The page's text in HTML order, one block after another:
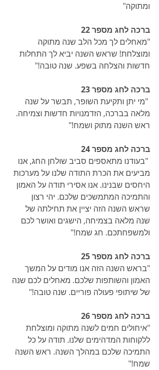
ומתוקה"
ברכה לחג מספר 22
"מאחלים לך מכל הלב שנה מתוקה
ומוצלחת! שראש השנה יביא לך התחלות
חדשות והצלחה בשפע. שנה טובה!"
ברכה לחג מספר 23
"מי יתן ותקיעת השופר, תבשר על שנה
מלאה בברכה, הזדמנויות חדשות וצמיחה.
ראש השנה מתוק ושמח!"
ברכה לחג מספר 24
"בעודנו מתאספים סביב שולחן החג, אנו
מביעים את הכרת התודה שלנו על מערכות
היחסים שבנינו. אנו אסירי תודה על האמון
והתמיכה המתמשכים שלכם. יהי רצון
שראש השנה הזה יציין את תחילתה של
שנה מלאה בצמיחה, הישגים ואושר לכם
ולמשפחתכם. חג שמח!"
ברכה לחג מספר 25
"בראש השנה הזה אנו מודים על המשך
האמון והשותפות שלכם. מאחלים לכם שנה
של שיתופי פעולה פוריים. שנה טובה!"
ברכה לחג מספר 26
"איחולים חמים לשנה מתוקה ומוצלחת
ללקוחות המדהימים שלנו. תודה על כל
התמיכה שלכם במהלך השנה. ראש השנה
שמח!"